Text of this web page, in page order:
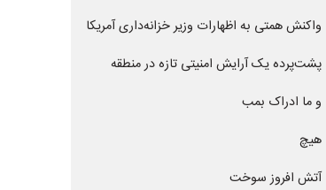
واکنش همتی به اظهارات وزیر خزانه‌داری آمریکا
پشت‌پرده یک آرایش امنیتی تازه در منطقه
و ما ادراک بمب
هیچ
آتش افروز سوخت